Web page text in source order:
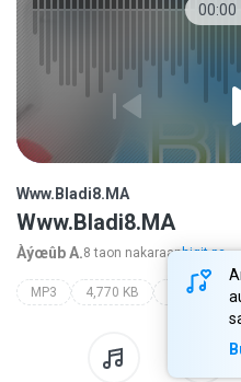
00:00
Www.Bladi8.MA
Www.Bladi8.MA
Àýœûb A.8 taon nakaraanhigit pa...
MP3 4,770 KB